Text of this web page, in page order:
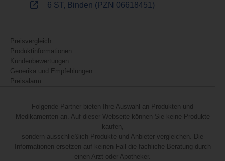
6 ST, Binden (PZN 06618451)
Preisvergleich
Produktinformationen
Kundenbewertungen
Generika und Empfehlungen
Preisalarm
Folgende Partner bieten Ihre Auswahl an Produkten und
Medikamenten an. Auf dieser Webseite können Sie keine Produkte
kaufen,
sondern ausschließlich Produkte und Anbieter vergleichen. Die
Informationen ersetzen auf keinen Fall die fachliche Beratung durch
einen Arzt oder Apotheker.